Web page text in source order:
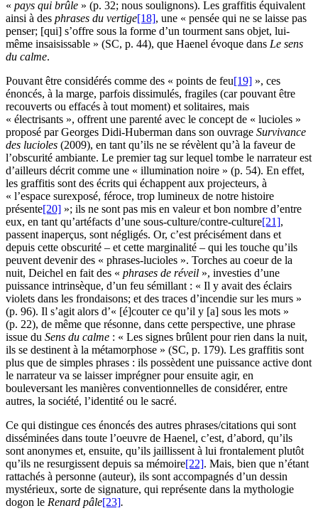
« pays qui brûle » (p. 32; nous soulignons). Les graffitis équivalent
ainsi à des phrases du vertige[18], une « pensée qui ne se laisse pas
penser; [qui] s’offre sous la forme d’un tourment sans objet, lui-
même insaisissable » (SC, p. 44), que Haenel évoque dans Le sens
du calme.
Pouvant être considérés comme des « points de feu[19] », ces
énoncés, à la marge, parfois dissimulés, fragiles (car pouvant être
recouverts ou effacés à tout moment) et solitaires, mais
« électrisants », offrent une parenté avec le concept de « lucioles »
proposé par Georges Didi-Huberman dans son ouvrage Survivance
des lucioles (2009), en tant qu’ils ne se révèlent qu’à la faveur de
l’obscurité ambiante. Le premier tag sur lequel tombe le narrateur est
d’ailleurs décrit comme une « illumination noire » (p. 54). En effet,
les graffitis sont des écrits qui échappent aux projecteurs, à
« l’espace surexposé, féroce, trop lumineux de notre histoire
présente[20] »; ils ne sont pas mis en valeur et bon nombre d’entre
eux, en tant qu’artéfacts d’une sous-culture/contre-culture[21],
passent inaperçus, sont négligés. Or, c’est précisément dans et
depuis cette obscurité – et cette marginalité – qui les touche qu’ils
peuvent devenir des « phrases-lucioles ». Torches au coeur de la
nuit, Deichel en fait des « phrases de réveil », investies d’une
puissance intrinsèque, d’un feu sémillant : « Il y avait des éclairs
violets dans les frondaisons; et des traces d’incendie sur les murs »
(p. 96). Il s’agit alors d’« [é]couter ce qu’il y [a] sous les mots »
(p. 22), de même que résonne, dans cette perspective, une phrase
issue du Sens du calme : « Les signes brûlent pour rien dans la nuit,
ils se destinent à la métamorphose » (SC, p. 179). Les graffitis sont
plus que de simples phrases : ils possèdent une puissance active dont
le narrateur va se laisser imprégner pour ensuite agir, en
bouleversant les manières conventionnelles de considérer, entre
autres, la société, l’identité ou le sacré.
Ce qui distingue ces énoncés des autres phrases/citations qui sont
disséminées dans toute l’oeuvre de Haenel, c’est, d’abord, qu’ils
sont anonymes et, ensuite, qu’ils jaillissent à lui frontalement plutôt
qu’ils ne resurgissent depuis sa mémoire[22]. Mais, bien que n’étant
rattachés à personne (auteur), ils sont accompagnés d’un dessin
mystérieux, sorte de signature, qui représente dans la mythologie
dogon le Renard pâle[23].